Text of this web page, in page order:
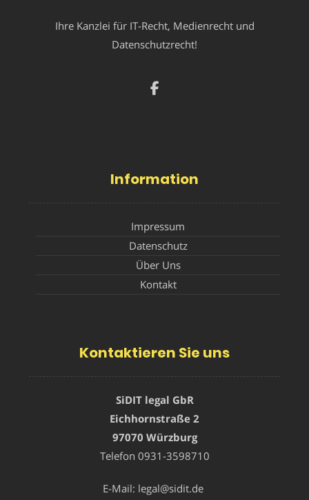
Ihre Kanzlei für IT-Recht, Medienrecht und
Datenschutzrecht!
Information
Impressum
Datenschutz
Über Uns
Kontakt
Kontaktieren Sie uns
SiDIT legal GbR
Eichhornstraße 2
97070 Würzburg
Telefon 0931-3598710
E-Mail: legal@sidit.de